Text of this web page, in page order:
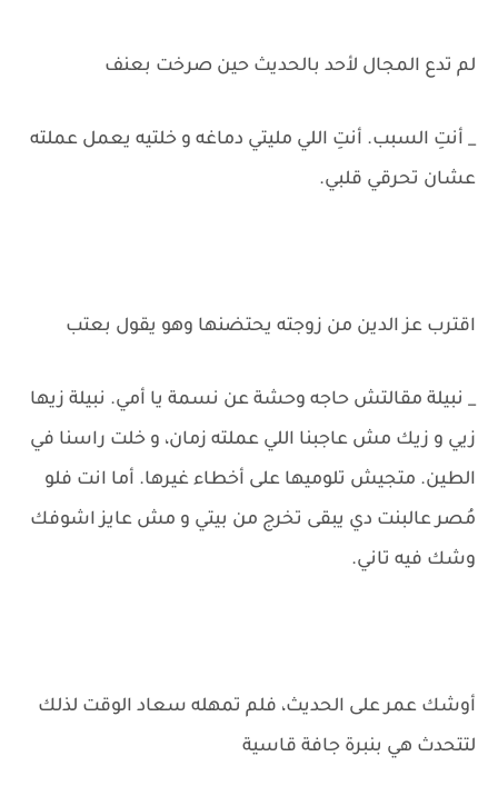
لم تدع المجال لأحد بالحديث حين صرخت بعنف
_ أنتِ السبب. أنتِ اللي مليتي دماغه و خلتيه يعمل عملته
عشان تحرقي قلبي.
اقترب عز الدين من زوجته يحتضنها وهو يقول بعتب
_ نبيلة مقالتش حاجه وحشة عن نسمة يا أمي. نبيلة زيها
زيي و زيك مش عاجبنا اللي عملته زمان، و خلت راسنا في
الطين. متجيش تلوميها على أخطاء غيرها. أما انت فلو
مُصر عالبنت دي يبقى تخرج من بيتي و مش عايز اشوفك
وشك فيه تاني.
أوشك عمر على الحديث، فلم تمهله سعاد الوقت لذلك
لتتحدث هي بنبرة جافة قاسية